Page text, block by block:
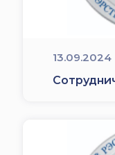
13.09.2024